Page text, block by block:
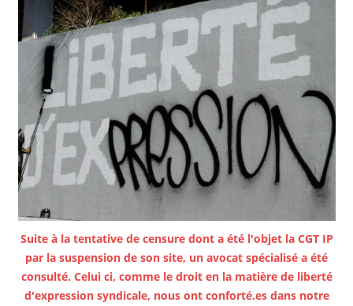
Suite à la tentative de censure dont a été l'objet la CGT IP
par la suspension de son site, un avocat spécialisé a été
consulté. Celui ci, comme le droit en la matière de liberté
d'expression syndicale, nous ont conforté.es dans notre